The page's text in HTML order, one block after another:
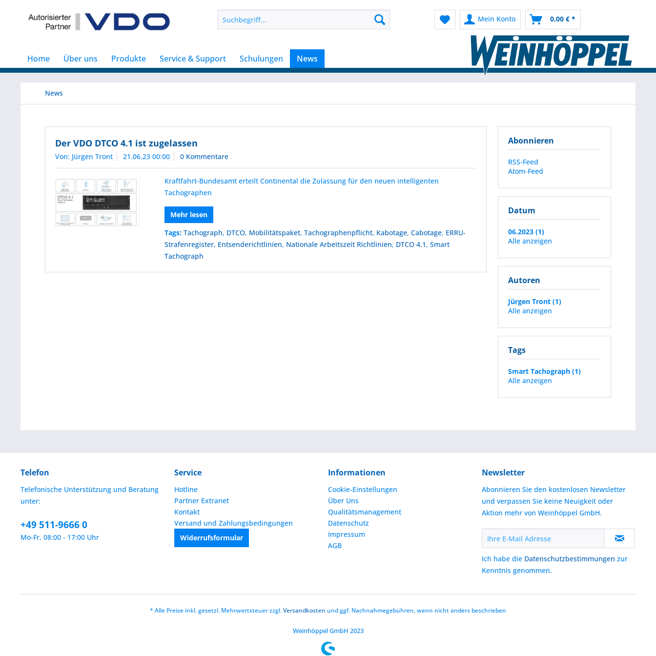
Mein Konto 0,00 € *
Home Über uns Produkte Service & Support Schulungen News
News
Abonnieren
RSS-Feed
Atom-Feed
Datum
06.2023 (1)
Alle anzeigen
Autoren
Jürgen Tront (1)
Alle anzeigen
Tags
Smart Tachograph (1)
Alle anzeigen
Der VDO DTCO 4.1 ist zugelassen
Von: Jürgen Tront 21.06.23 00:00 0 Kommentare
Kraftfahrt-Bundesamt erteilt Continental die Zulassung für den neuen intelligenten
Tachographen
Mehr lesen
Tags: Tachograph, DTCO, Mobilitätspaket,Tachographenpflicht, Kabotage,Cabotage, ERRU-
Strafenregister, Entsenderichtlinien, Nationale Arbeitszeit Richtlinien, DTCO 4.1,Smart
Tachograph
Telefon
Telefonische Unterstützung und Beratung
unter:
+49 511-9666 0
Mo-Fr, 08:00 - 17:00 Uhr
Service
Hotline
Partner Extranet
Kontakt
Versand und Zahlungsbedingungen
Widerrufsformular
Informationen
Cookie-Einstellungen
Über Uns
Qualitätsmanagement
Datenschutz
Impressum
AGB
Newsletter
Abonnieren Sie den kostenlosen Newsletter
und verpassen Sie keine Neuigkeit oder
Aktion mehr von Weinhöppel GmbH.
Ich habe die Datenschutzbestimmungen zur
Kenntnis genommen.
* Alle Preise inkl. gesetzl. Mehrwertsteuer zzgl.Versandkosten und ggf. Nachnahmegebühren, wenn nicht anders beschrieben
Weinhöppel GmbH 2023